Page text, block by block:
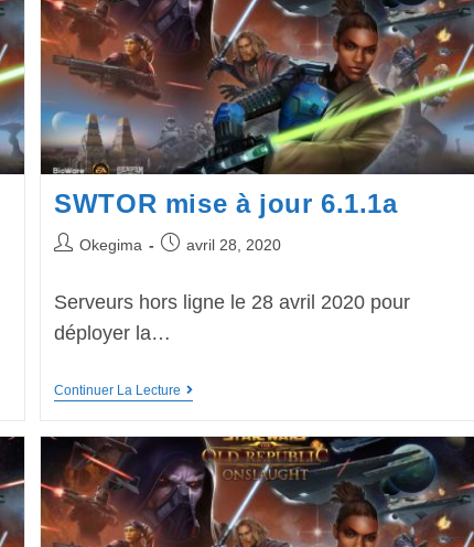
SWTOR mise à jour 6.1.1a
Okegima avril 28, 2020
Serveurs hors ligne le 28 avril 2020 pour
déployer la…
Continuer La Lecture